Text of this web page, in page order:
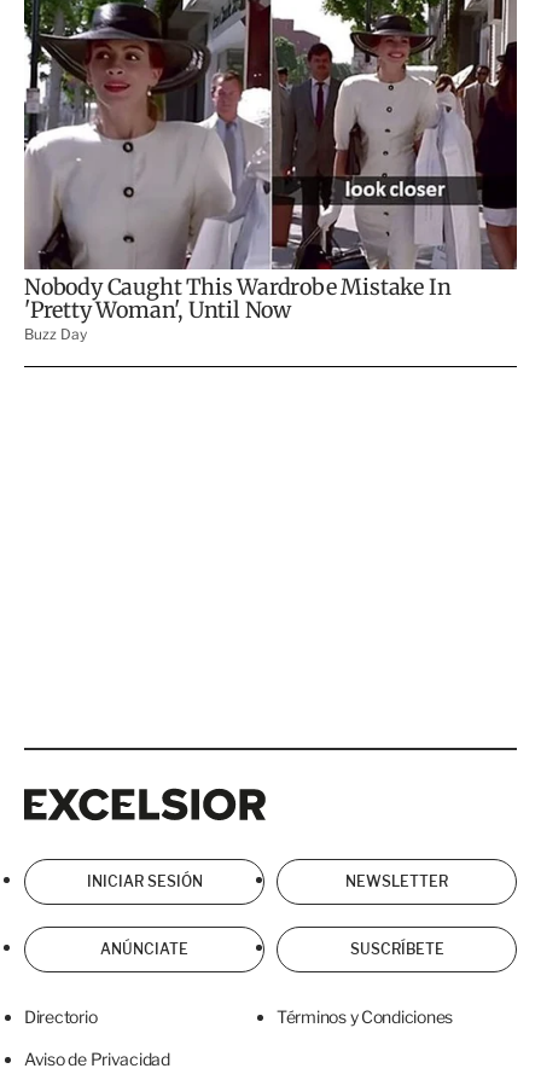
INICIAR SESIÓN NEWSLETTER
ANÚNCIATE SUSCRÍBETE
Directorio Términos y Condiciones
Aviso de Privacidad